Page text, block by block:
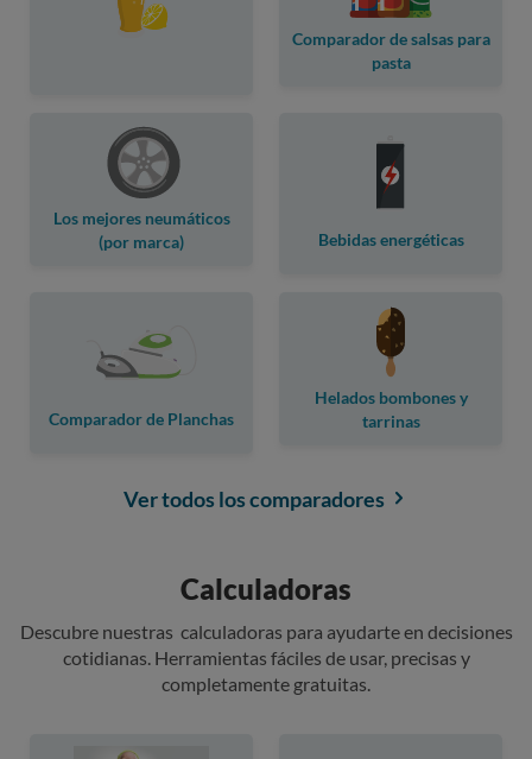
Comparador de salsas para
pasta
Los mejores neumáticos
(por marca)
Bebidas energéticas
Comparador de Planchas
Helados bombones y
tarrinas
Ver todos los comparadores
Calculadoras
Descubre nuestras calculadoras para ayudarte en decisiones
cotidianas. Herramientas fáciles de usar, precisas y
completamente gratuitas.